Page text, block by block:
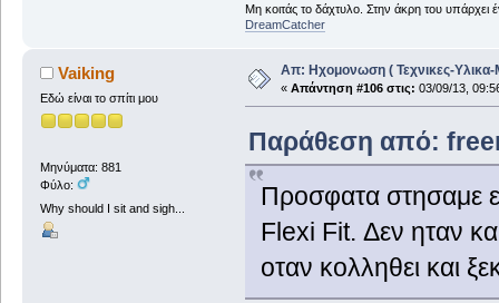
Μη κοιτάς το δάχτυλο. Στην άκρη του υπάρχει
DreamCatcher
Vaiking
Εδώ είναι το σπίτι μου
Μηνύματα: 881
Φύλο:
Why should I sit and sigh...
Απ: Ηχομονωση ( Τεχνικες-Υλικα-
« Απάντηση #106 στις: 03/09/13,
Παράθεση από:
Προσφατα στησαμε
Flexi Fit. Δεν ηταν
οταν κολληθει και